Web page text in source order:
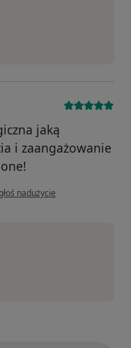
jaką
i zaangażowanie
opinii użytkownika Karolina B.
nadużycie